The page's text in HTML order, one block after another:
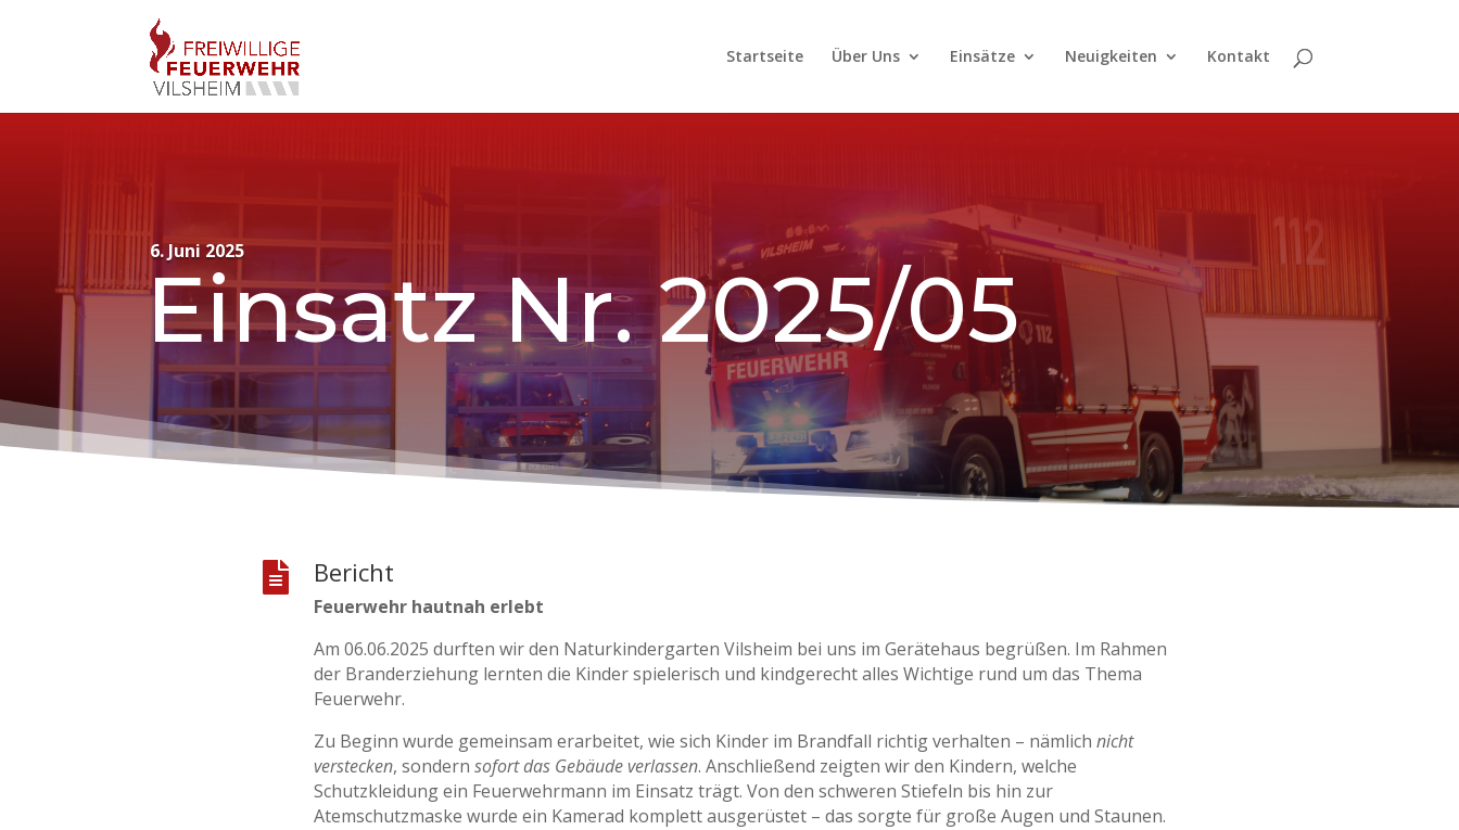
Startseite Über Uns Einsätze Neuigkeiten Kontakt
6. Juni 2025
Einsatz Nr. 2025/05
 Bericht
Feuerwehr hautnah erlebt
Am 06.06.2025 durften wir den Naturkindergarten Vilsheim bei uns im Gerätehaus begrüßen. Im Rahmen
der Branderziehung lernten die Kinder spielerisch und kindgerecht alles Wichtige rund um das Thema
Feuerwehr.
Zu Beginn wurde gemeinsam erarbeitet, wie sich Kinder im Brandfall richtig verhalten – nämlich nicht
verstecken, sondern sofort das Gebäude verlassen. Anschließend zeigten wir den Kindern, welche
Schutzkleidung ein Feuerwehrmann im Einsatz trägt. Von den schweren Stiefeln bis hin zur
Atemschutzmaske wurde ein Kamerad komplett ausgerüstet – das sorgte für große Augen und Staunen.